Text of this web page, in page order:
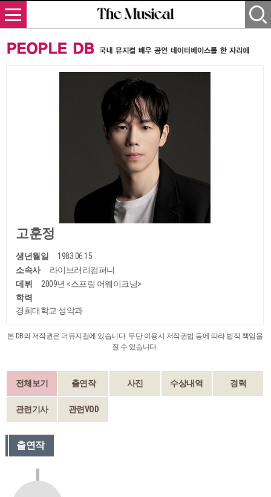
고훈정
생년월일
1983.06.15
소속사
라이브러리컴퍼니
데뷔
2009년 <스프링 어웨이크닝>
학력
경희대학교 성악과
본 DB의 저작권은 더뮤지컬에 있습니다. 무단 이용시 저작권법 등에 따라 법적 책임을
질 수 있습니다.
전체보기 출연작 사진 수상내역 경력
관련기사 관련VOD
출연작